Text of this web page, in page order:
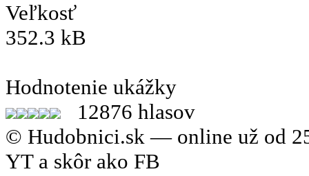
Veľkosť
352.3 kB
Hodnotenie ukážky
12876 hlasov
© Hudobnici.sk — online už od
YT a skôr ako FB